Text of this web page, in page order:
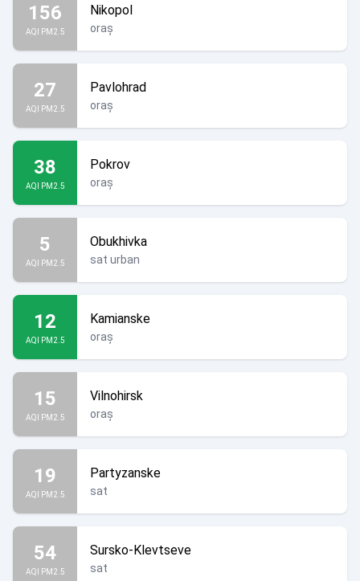
156
AQI PM2.5
Nikopol
oraș
27
AQI PM2.5
Pavlohrad
oraș
38
AQI PM2.5
Pokrov
oraș
5
AQI PM2.5
Obukhivka
sat urban
12
AQI PM2.5
Kamianske
oraș
15
AQI PM2.5
Vilnohirsk
oraș
19
AQI PM2.5
Partyzanske
sat
54
AQI PM2.5
Sursko-Klevtseve
sat